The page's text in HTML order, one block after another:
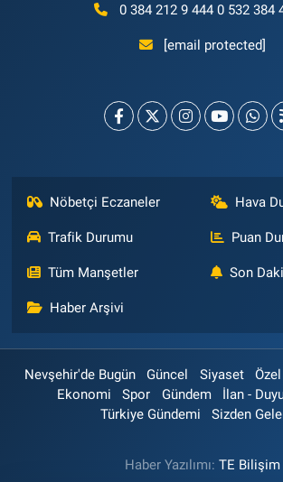
0 384 212 9 444 0 532 384
[email protected]
Nöbetçi Eczaneler Hava
Trafik Durumu Puan
Tüm Manşetler Son
Haber Arşivi
Nevşehir'de Bugün Güncel Siyaset
Ekonomi
Spor Gündem
İlan -
Türkiye Gündemi
Sizden
Haber Yazılımı: TE Bilişim